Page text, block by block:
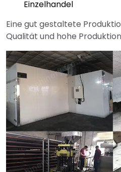
Einzelhandel
Eine gut gestaltete
Qualität und hohe